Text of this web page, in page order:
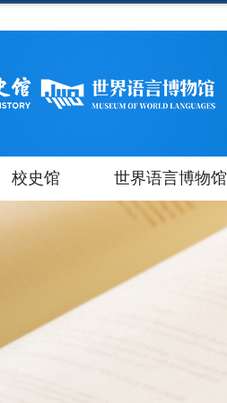
校史馆 世界语言博物馆